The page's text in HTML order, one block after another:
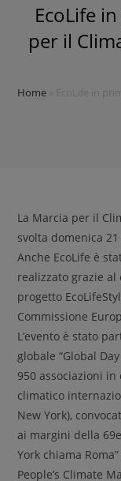
EcoLife
per il
Home EcoLife in
La Marcia per il
svolta domenica
Anche EcoLife è
realizzato grazie
progetto
Commissione
L’evento è stato
globale “Global
950 associazioni
climatico
New York),
ai margini della
York chiama
People’s Climate